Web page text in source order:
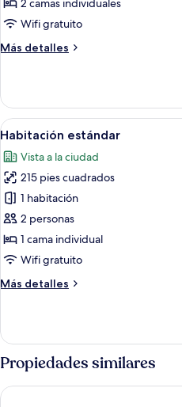
2
individuales
2 camas individuales
Wifi gratuito
Más detalles
Más
estándar,
camas
Abrir
todas
las
fotos
de
Habitación
estándar
7
Habitación estándar
Vista a la ciudad
215 pies cuadrados
1 habitación
2 personas
1 cama individual
Wifi gratuito
Más detalles
Más
estándar
Propiedades similares
ibis budget Sydney Airport